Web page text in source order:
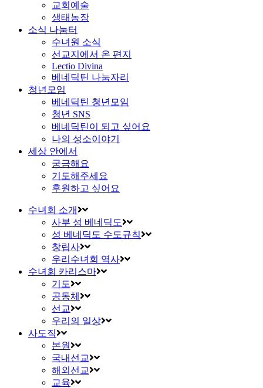
교회예술
생태농장
소식 나눔터
수녀원 소식
선교지에서 온 편지
Lectio Divina
베네딕틴 나눔자리
청년모임
베네딕틴 청년모임
청년 SNS
베네딕틴이 되고 싶어요
나의 성소이야기
세상 안에서
궁금해요
기도해주세요
후원하고 싶어요
수녀회 소개
사부 성 베네딕도
성 베네딕도 수도규칙
창립사
우리수녀회 역사
수녀회 카리스마
기도
공동체
선교
우리의 일상
사도직
본원
국내선교
해외선교
교육